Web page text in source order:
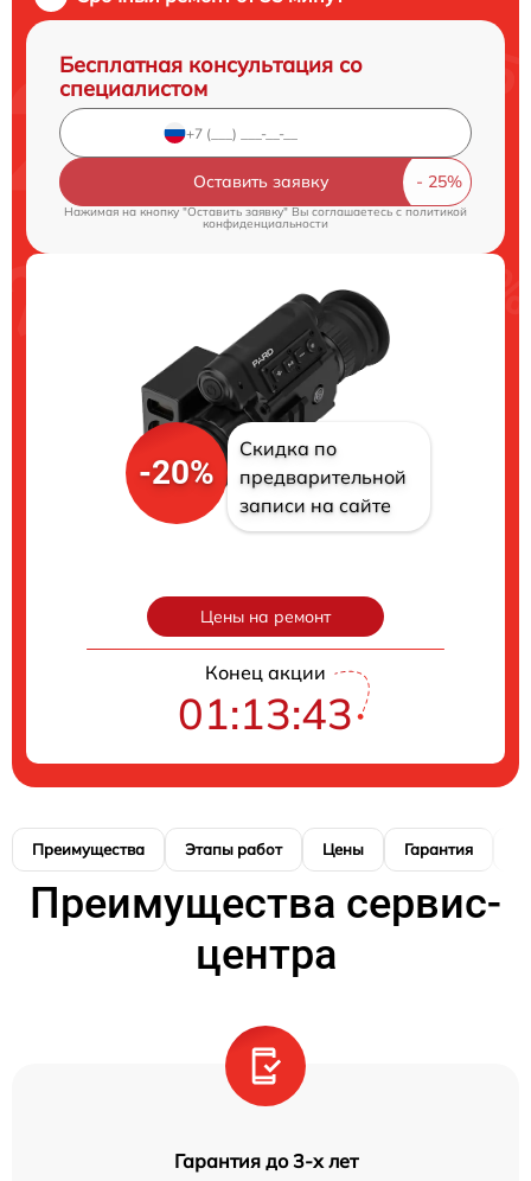
Бесплатная консультация со
специалистом
Оставить заявку
Нажимая на кнопку "Оставить заявку" Вы соглашаетесь c политикой
конфиденциальности
-20%
Скидка по
предварительной
записи на сайте
Цены на ремонт
Конец акции
01:13:42
Преимущества Этапы работ Цены Гарантия
Преимущества сервис-
центра
Гарантия до 3-х лет